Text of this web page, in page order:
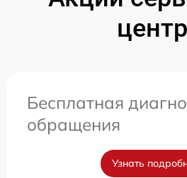
Бесплатная
обращения
Узнать